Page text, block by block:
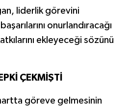
liderlik görevini
onurlandıracağı
ekleyeceği sözünü
ÇEKMİŞTİ
göreve gelmesinin